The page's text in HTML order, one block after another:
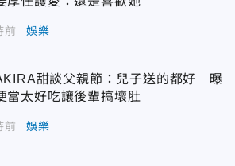
前 娛樂
甜談父親節：兒子送的都好 曝
當太好吃讓後輩搞壞肚
前 娛樂